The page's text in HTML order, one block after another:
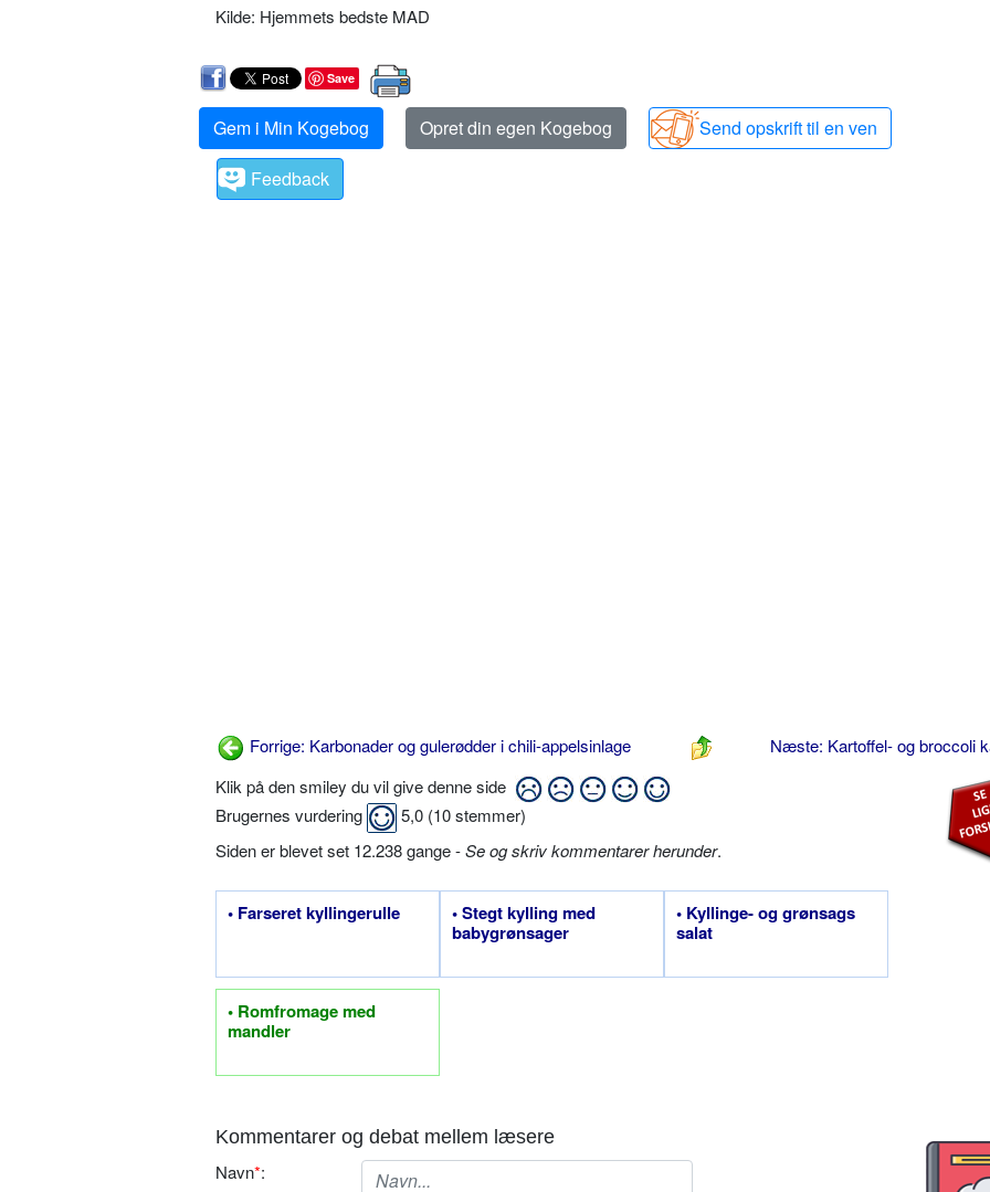
Kilde: Hjemmets bedste MAD
Save
Gem i Min Kogebog Opret din egen Kogebog
Send opskrift til en ven
Feedback
Forrige: Karbonader og gulerødder i chili-appelsinlage
Næste: Kartoffel- og broccoli
Klik på den smiley du vil give denne side
Brugernes vurdering
5,0 (10stemmer)
Siden er blevet set 12.238 gange -Se og skriv kommentarer herunder.
• Farseret kyllingerulle
• Stegt kylling med
babygrønsager
• Kyllinge- og grønsags
salat
• Romfromage med
mandler
Kommentarer og debat mellem læsere
Navn*: